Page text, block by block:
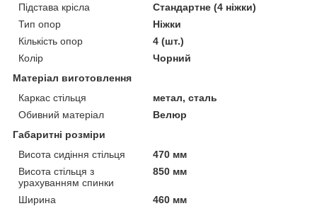
Підстава крісла
Стандартне (4 ніжки)
Тип опор
Ніжки
Кількість опор
4 (шт.)
Колір
Чорний
Матеріал виготовлення
Каркас стільця
метал, сталь
Обивний матеріал
Велюр
Габаритні розміри
Висота сидіння стільця
470 мм
Висота стільця з
урахуванням спинки
850 мм
Ширина
460 мм